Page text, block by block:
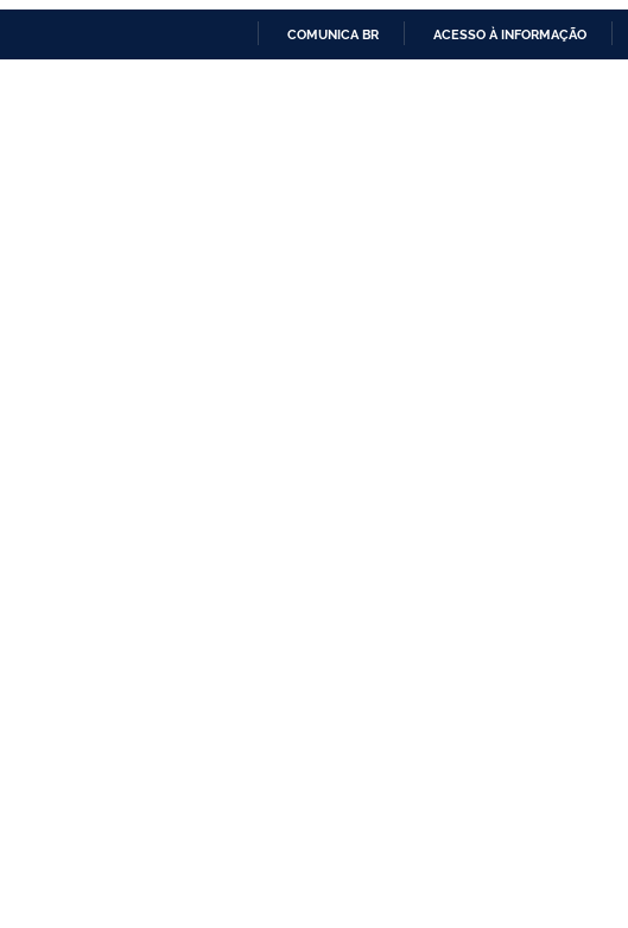
COMUNICA BR ACESSO À INFORMAÇÃO